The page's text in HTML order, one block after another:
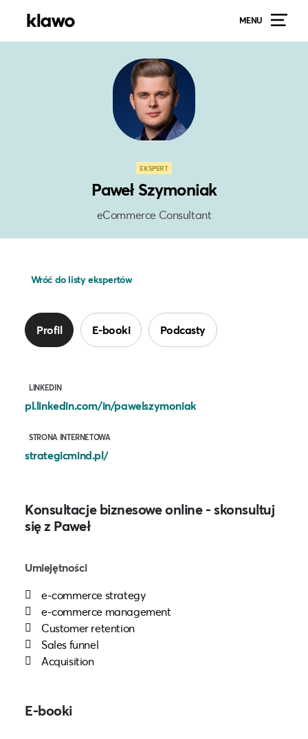
MENU
EKSPERT
Paweł Szymoniak
eCommerce Consultant
Wróć do listy ekspertów
Profil E-booki Podcasty
LINKEDIN
pl.linkedin.com/in/pawelszymoniak
STRONA INTERNETOWA
strategicmind.pl/
Konsultacje biznesowe online - skonsultuj
się z Paweł
Umiejętności
e-commerce strategy
e-commerce management
Customer retention
Sales funnel
Acquisition
E-booki